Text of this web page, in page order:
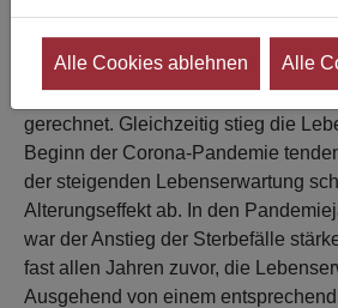
Aufgrund des zunehmenden Anteils
der Bevölkerung wird seit mehr als
jährlich steigenden Zahl der
gerechnet. Gleichzeitig stieg die
Beginn der Corona-Pandemie
der steigenden Lebenserwartung
Alterungseffekt ab. In den
war der Anstieg der Sterbefälle
fast allen Jahren zuvor, die
Ausgehend von einem
Alle Cookies ablehnen Alle